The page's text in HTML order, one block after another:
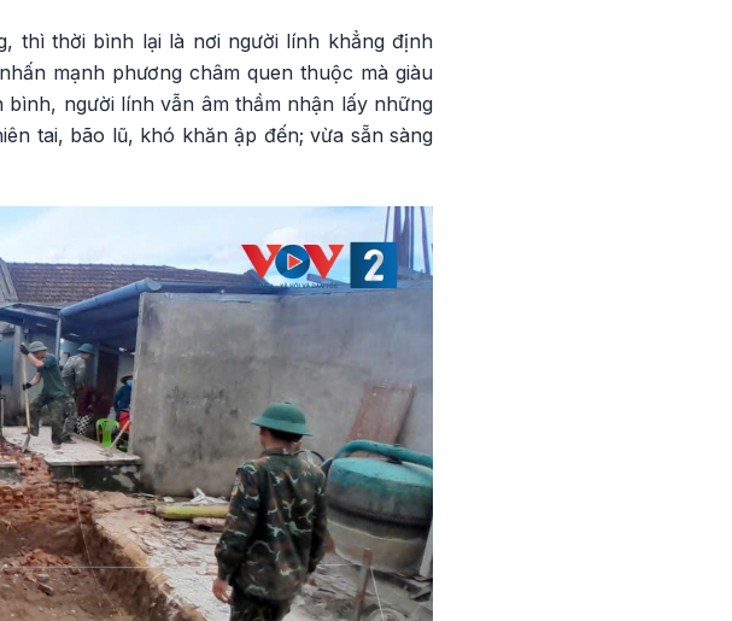
thì thời bình lại là nơi người lính khẳng định
mạnh phương châm quen thuộc mà giàu
bình, người lính vẫn âm thầm nhận lấy những
tai, bão lũ, khó khăn ập đến; vừa sẵn sàng